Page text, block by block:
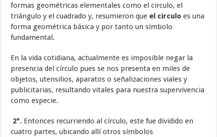
formas geométricas elementales como el circulo, el
triángulo y el cuadrado y, resumieron que el circulo es una
forma geométrica básica y por tanto un símbolo
fundamental.
En la vida cotidiana, actualmente es imposible negar la
presencia del círculo pues se nos presenta en miles de
objetos, utensilios, aparatos o señalizaciones viales y
publicitarias, resultando vitales para nuestra supervivencia
como especie.
2°. Entonces recurriendo al círculo, este fue dividido en
cuatro partes, ubicando allí otros símbolos